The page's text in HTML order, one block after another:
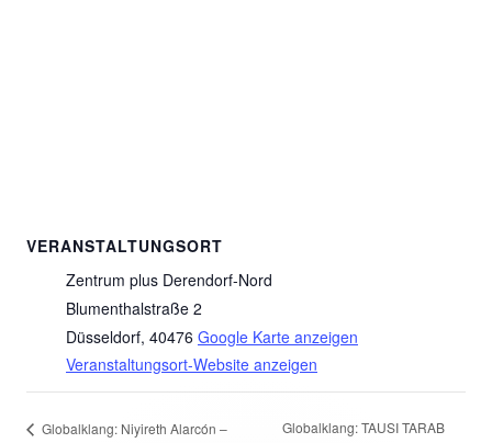
VERANSTALTUNGSORT
Zentrum plus Derendorf-Nord
Blumenthalstraße 2
Düsseldorf, 40476 Google Karte anzeigen
Veranstaltungsort-Website anzeigen
Globalklang: Niyireth Alarcón –
Globalklang: TAUSI TARAB